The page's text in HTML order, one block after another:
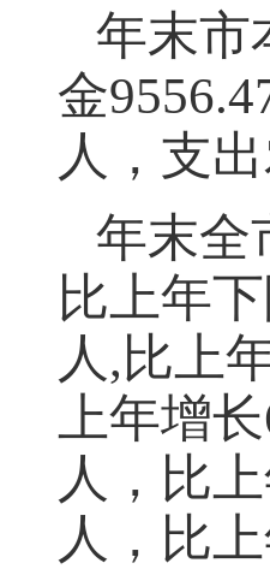
年末市
金
人，支
年末全
比上年
人,比上
上年增
人，比
人，比